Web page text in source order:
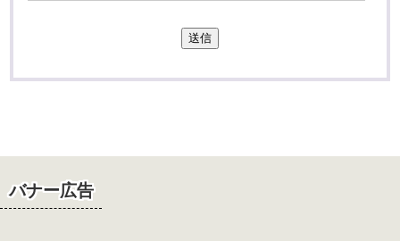
送信
バナー広告